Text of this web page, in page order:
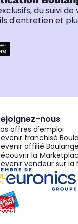
du suivi
d'entretien et
nous
offres d'emploi
franchisé
affilié
la
vendeur sur la